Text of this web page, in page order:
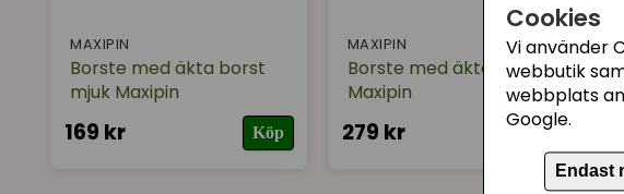
Cookies
Vi använder
webbutik
webbplats
Google.
Endast
MAXIPIN
Borste med äkta borst
mjuk Maxipin
169 kr Köp
MAXIPIN
Borste med äkta borst
Maxipin
279 kr Köp